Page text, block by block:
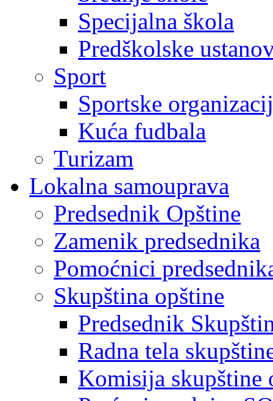
Specijalna škola
Predškolske
Sport
Sportske
Kuća fudbala
Turizam
Lokalna samouprava
Predsednik Opštine
Zamenik predsednika
Pomoćnici
Skupština opštine
Predsednik
Radna tela
Komisija skupštine